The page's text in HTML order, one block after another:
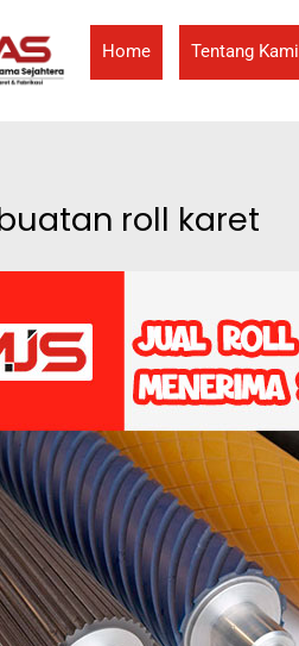
Home Tentang Kami
roll karet